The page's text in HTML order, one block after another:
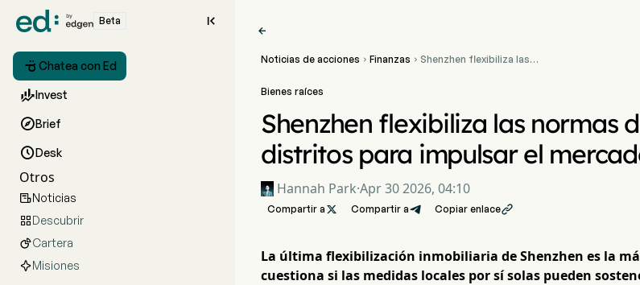
Beta 
 Chatea con Ed
Invest
Brief
Desk
Otros
Noticias
Descubrir
Cartera
Misiones

Noticias de acciones  Finanzas  Shenzhen flexibiliza las
Bienes raíces
Shenzhen flexibiliza las normas
distritos para impulsar el
Hannah Park·Apr 30 2026, 04:10
Compartir a  Compartir a Copiar enlace
La última flexibilización inmobiliaria de Shenzhen es la
cuestiona si las medidas locales por sí solas pueden